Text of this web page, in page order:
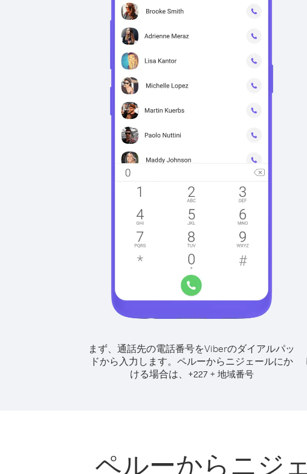
まず、通話先の電話番号をViberのダイアルパッ
ドから入力します。 ペルーからニジェールにか
ける場合は、
+227+ 地域番号
ペルーからニジ